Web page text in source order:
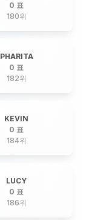
0 표
180위
PHARITA
0 표
182위
KEVIN
0 표
184위
LUCY
0 표
186위